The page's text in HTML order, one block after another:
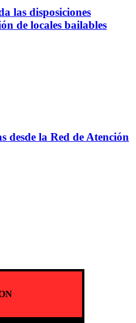
las disposiciones
de locales bailables
desde la Red de Atención